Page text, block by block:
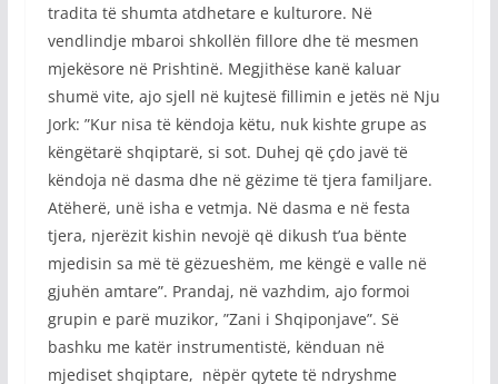
tradita të shumta atdhetare e kulturore. Në
vendlindje mbaroi shkollën fillore dhe të mesmen
mjekësore në Prishtinë. Megjithëse kanë kaluar
shumë vite, ajo sjell në kujtesë fillimin e jetës në Nju
Jork: ”Kur nisa të këndoja këtu, nuk kishte grupe as
këngëtarë shqiptarë, si sot. Duhej që çdo javë të
këndoja në dasma dhe në gëzime të tjera familjare.
Atëherë, unë isha e vetmja. Në dasma e në festa
tjera, njerëzit kishin nevojë që dikush t’ua bënte
mjedisin sa më të gëzueshëm, me këngë e valle në
gjuhën amtare”. Prandaj, në vazhdim, ajo formoi
grupin e parë muzikor, ”Zani i Shqiponjave”. Së
bashku me katër instrumentistë, kënduan në
mjediset shqiptare, nëpër qytete të ndryshme